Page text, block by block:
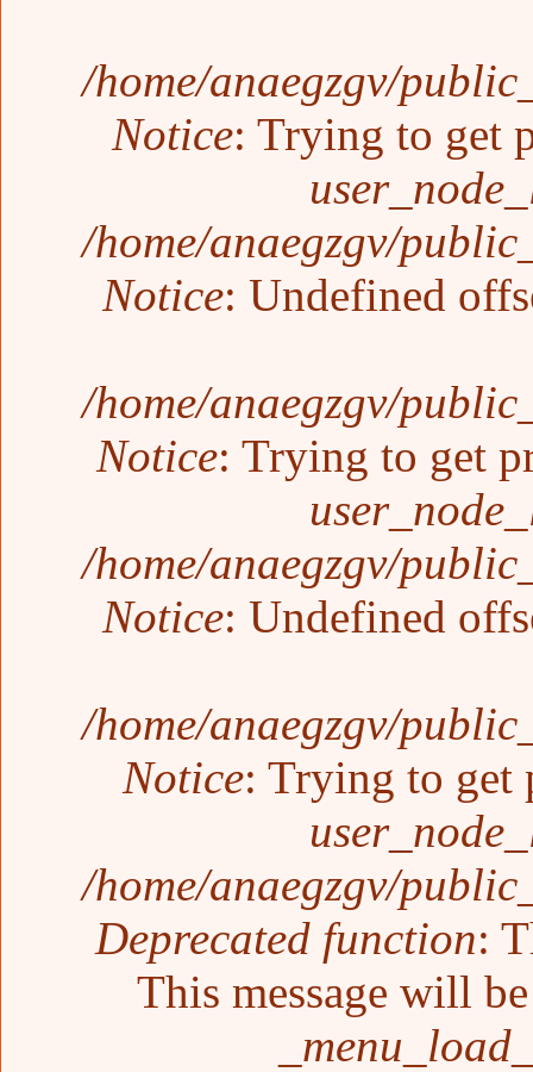
/home/anaegzgv/
Notice: Trying to get
/home/anaegzgv/
Notice: Undefined
/home/anaegzgv/
Notice: Trying to get
/home/anaegzgv/
Notice: Undefined
/home/anaegzgv/
Notice: Trying to get
/home/anaegzgv/
Deprecated function:
This message will